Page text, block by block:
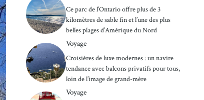
Ce parc de l’Ontario offre plus de 3
kilomètres de sable fin et l’une des plus
belles plages d’Amérique du Nord
Voyage
Croisières de luxe modernes : un navire
tendance avec balcons privatifs pour tous,
loin de l’image de grand-mère
Voyage